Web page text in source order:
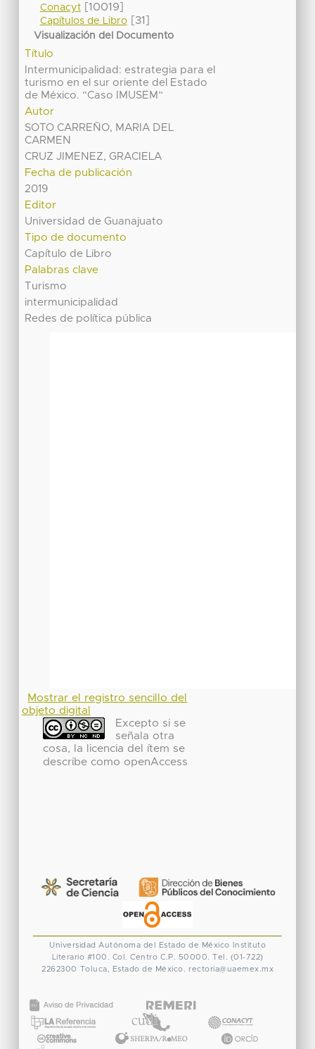
Conacyt[10019]
Capítulos de Libro[31]
Visualización del Documento
Título
Intermunicipalidad: estrategia para el
turismo en el sur oriente del Estado
de México. “Caso IMUSEM”
Autor
SOTO CARREÑO, MARIA DEL
CARMEN
CRUZ JIMENEZ, GRACIELA
Fecha de publicación
2019
Editor
Universidad de Guanajuato
Tipo de documento
Capítulo de Libro
Palabras clave
Turismo
intermunicipalidad
Redes de política pública
Mostrar el registro sencillo del
objeto digital
Excepto si se
señala otra
cosa, la licencia del ítem se
describe como openAccess
Universidad Autónoma del Estado de México
Instituto
Literario #100. Col. Centro C.P. 50000. Tel. (01-722)
2262300 Toluca, Estado de México. rectoria@uaemex.mx